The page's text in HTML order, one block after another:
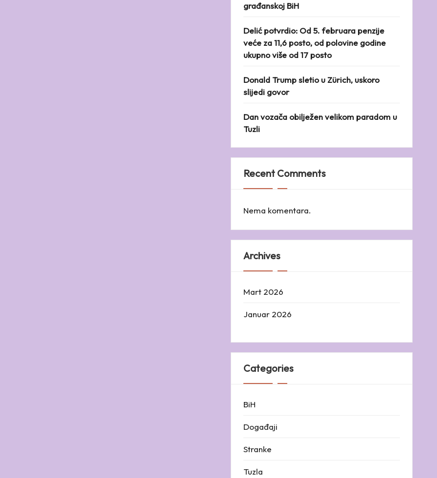
građanskoj BiH
Delić potvrdio: Od 5. februara penzije
veće za 11,6 posto, od polovine godine
ukupno više od 17 posto
Donald Trump sletio u Zürich, uskoro
slijedi govor
Dan vozača obilježen velikom paradom u
Tuzli
Recent Comments
Nema komentara.
Archives
Mart 2026
Januar 2026
Categories
BiH
Događaji
Stranke
Tuzla